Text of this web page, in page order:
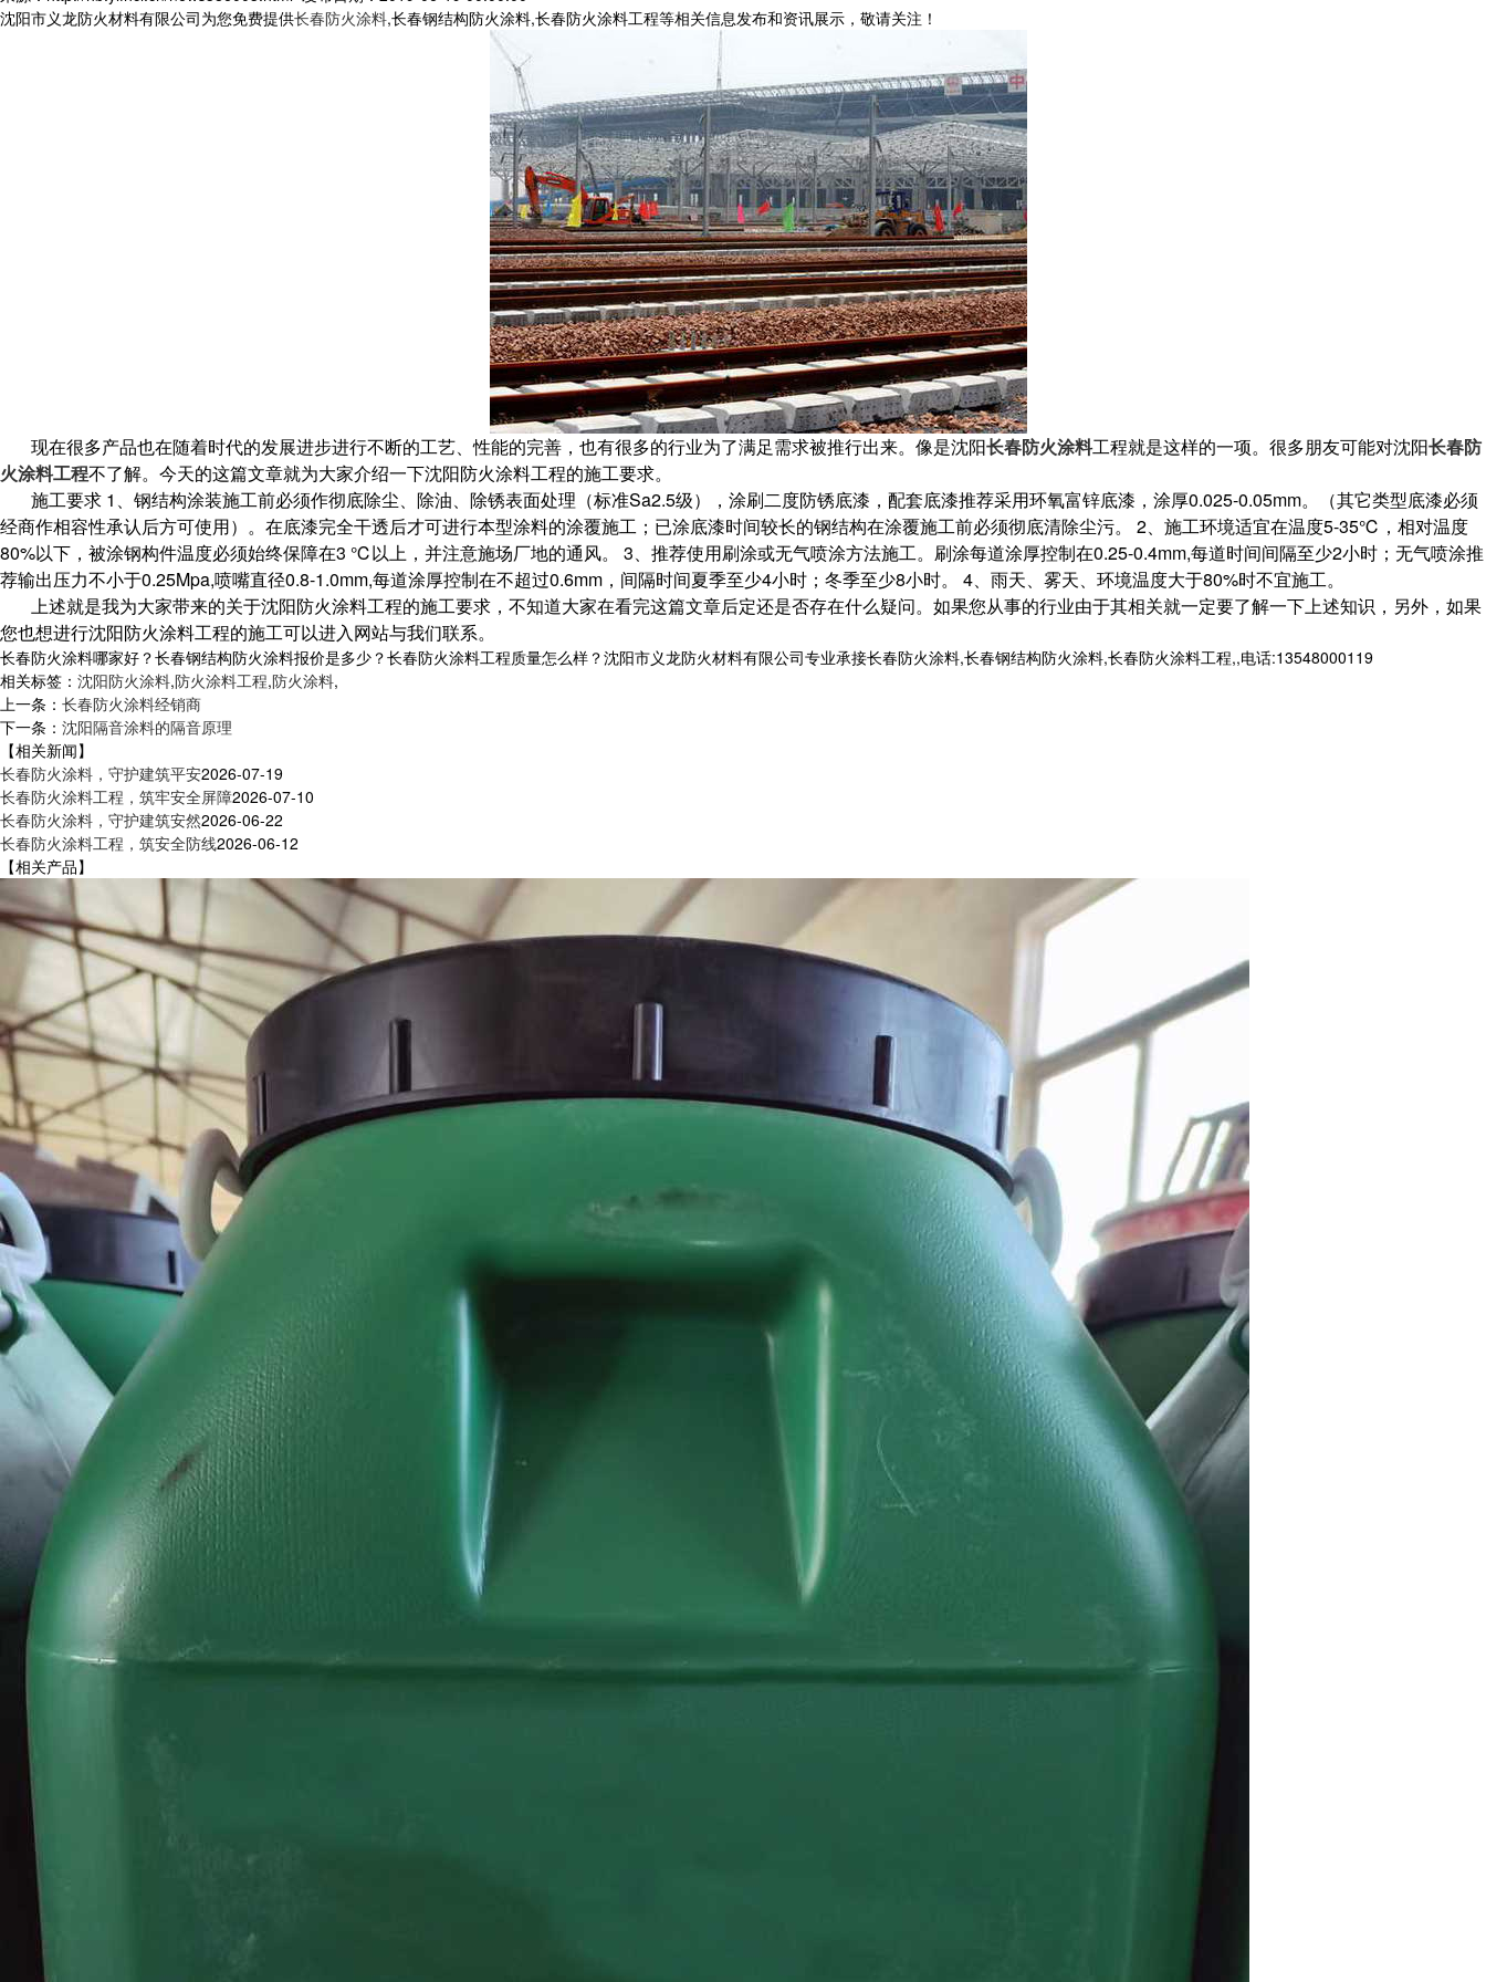
沈阳市义龙防火材料有限公司为您免费提供长春防火涂料,长春钢结构防火涂料,长春防火涂料工程等相关信息发布和资讯展示，敬请关注！
现在很多产品也在随着时代的发展进步进行不断的工艺、性能的完善，也有很多的行业为了满足需求被推行出来。像是沈阳长春防火涂料工程就是这样的一项。很多朋友可能对沈阳长春防
火涂料工程不了解。今天的这篇文章就为大家介绍一下沈阳防火涂料工程的施工要求。
施工要求 1、钢结构涂装施工前必须作彻底除尘、除油、除锈表面处理（标准Sa2.5级），涂刷二度防锈底漆，配套底漆推荐采用环氧富锌底漆，涂厚0.025-0.05mm。（其它类型底漆必须
经商作相容性承认后方可使用）。在底漆完全干透后才可进行本型涂料的涂覆施工；已涂底漆时间较长的钢结构在涂覆施工前必须彻底清除尘污。 2、施工环境适宜在温度5-35℃，相对温度
80%以下，被涂钢构件温度必须始终保障在3 ℃以上，并注意施场厂地的通风。 3、推荐使用刷涂或无气喷涂方法施工。刷涂每道涂厚控制在0.25-0.4mm,每道时间间隔至少2小时；无气喷涂推
荐输出压力不小于0.25Mpa,喷嘴直径0.8-1.0mm,每道涂厚控制在不超过0.6mm，间隔时间夏季至少4小时；冬季至少8小时。 4、雨天、雾天、环境温度大于80%时不宜施工。
上述就是我为大家带来的关于沈阳防火涂料工程的施工要求，不知道大家在看完这篇文章后定还是否存在什么疑问。如果您从事的行业由于其相关就一定要了解一下上述知识，另外，如果
您也想进行沈阳防火涂料工程的施工可以进入网站与我们联系。
长春防火涂料哪家好？长春钢结构防火涂料报价是多少？长春防火涂料工程质量怎么样？沈阳市义龙防火材料有限公司专业承接长春防火涂料,长春钢结构防火涂料,长春防火涂料工程,,电话:13548000119
相关标签： 沈阳防火涂料,防火涂料工程,防火涂料,
上一条： 长春防火涂料经销商
下一条： 沈阳隔音涂料的隔音原理
【相关新闻】
长春防火涂料，守护建筑平安2026-07-19
长春防火涂料工程，筑牢安全屏障2026-07-10
长春防火涂料，守护建筑安然2026-06-22
长春防火涂料工程，筑安全防线2026-06-12
【相关产品】